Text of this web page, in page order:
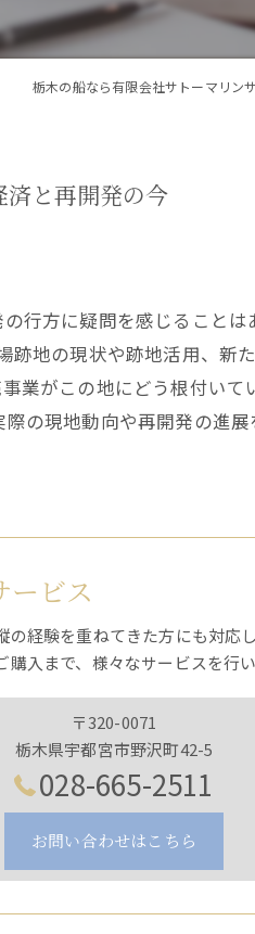
栃木の船なら有限会社サトーマリン
済と再開発の今
行方に疑問を感じること
地の現状や跡地活用、新
業がこの地にどう根付い
の現地動向や再開発の進
ービス
経験を重ねてきた方にも対
入まで、様々なサービスを行い
〒320-0071
栃木県宇都宮市野沢町42-5
028-665-2511
お問い合わせはこちら